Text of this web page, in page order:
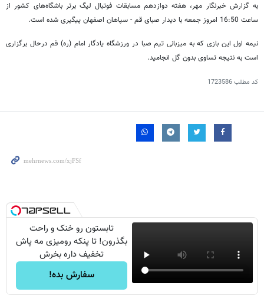
به گزارش خبرنگار مهر، هفته دوازدهم مسابقات فوتبال لیگ برتر باشگاه‌های کشور از
ساعت 16:50 امروز جمعه با دیدار صبای قم - سپاهان اصفهان پیگیری شده است.
نیمه اول این بازی که به میزبانی تیم صبا در ورزشگاه یادگار امام (ره) قم درحال برگزاری
است به نتیجه تساوی بدون گل انجامید.
کد مطلب1723586
تابستون رو خنک و راحت
بگذرون! تا پنکه رومیزی مه پاش
تخفیف داره بخرش
سفارش بده!